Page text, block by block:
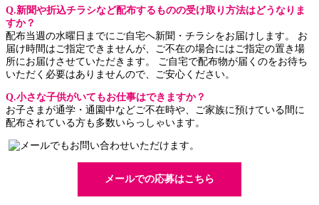
Q.新聞や折込チラシなど配布するものの受け取り方法はどうなりま
すか？
配布当週の水曜日までにご自宅へ新聞・チラシをお届けします。 お
届け時間はご指定できませんが、ご不在の場合にはご指定の置き場
所にお届けさせていただきます。 ご自宅で配布物が届くのをお待ち
いただく必要はありませんので、ご安心ください。
Q.小さな子供がいてもお仕事はできますか？
お子さまが通学・通園中などご不在時や、ご家族に預けている間に
配布されている方も多数いらっしゃいます。
メールでの応募はこちら